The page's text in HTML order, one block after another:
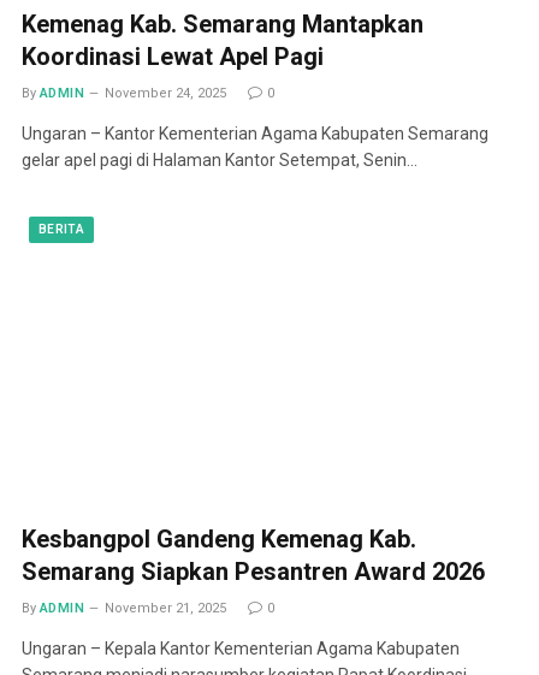
Kemenag Kab. Semarang Mantapkan
Koordinasi Lewat Apel Pagi
By ADMIN November 24, 2025 0
Ungaran – Kantor Kementerian Agama Kabupaten Semarang
gelar apel pagi di Halaman Kantor Setempat, Senin…
BERITA
Kesbangpol Gandeng Kemenag Kab.
Semarang Siapkan Pesantren Award 2026
By ADMIN November 21, 2025 0
Ungaran – Kepala Kantor Kementerian Agama Kabupaten